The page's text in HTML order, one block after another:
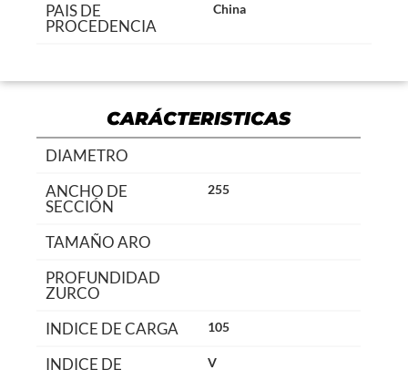
PAIS DE
PROCEDENCIA
China
CARÁCTERISTICAS
DIAMETRO
ANCHO DE
SECCIÓN
255
TAMAÑO ARO
PROFUNDIDAD
ZURCO
INDICE DE CARGA
105
INDICE DE
V